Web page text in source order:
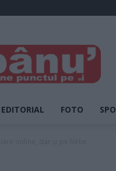
JUPÂNU'
EDITORIAL FOTO